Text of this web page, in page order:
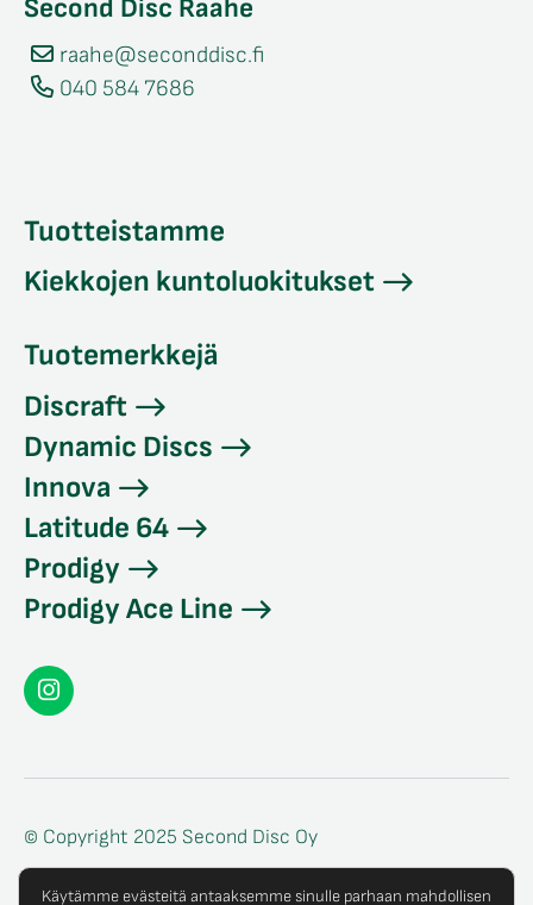
Second Disc Raahe
raahe@seconddisc.fi
040 584 7686
Tuotteistamme
Kiekkojen kuntoluokitukset
Tuotemerkkejä
Discraft
Dynamic Discs
Innova
Latitude 64
Prodigy
Prodigy Ace Line
Seconddisc
© Copyright 2025 Second Disc Oy
Tietosuojaseloste
Käytämme evästeitä antaaksemme sinulle parhaan mahdollisen